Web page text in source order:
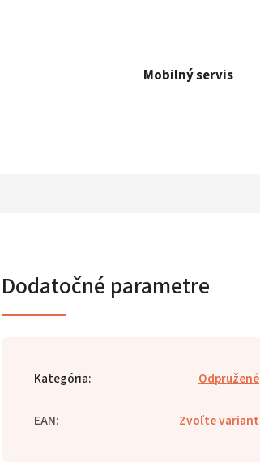
Mobilný servis
Dodatočné parametre
Kategória: Odpružené
EAN: Zvoľte variant